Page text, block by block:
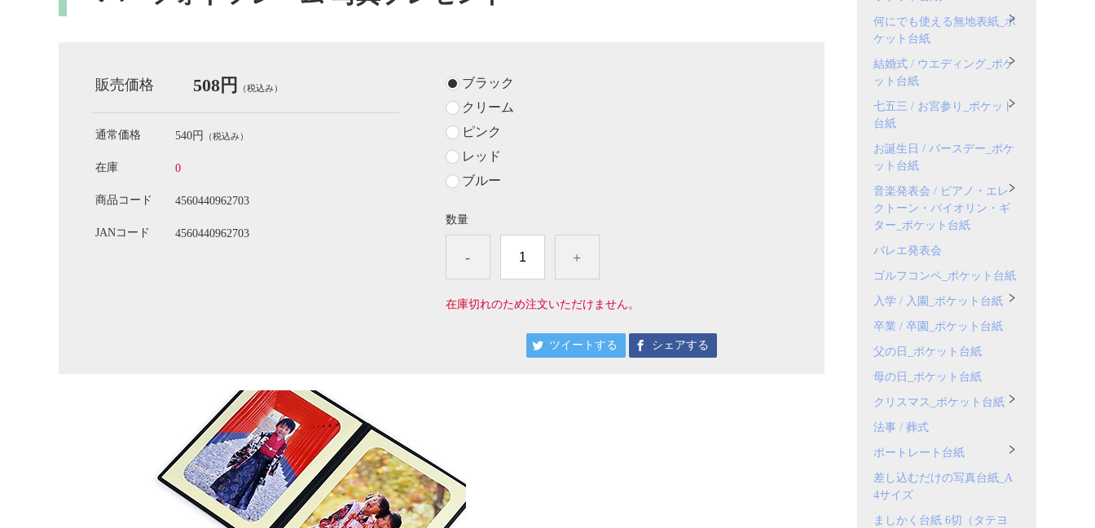
販売価格 508円 （税込み）
通常価格 540円 （税込み）
在庫 0
商品コード 4560440962703
JANコード 4560440962703
ブラック
クリーム
ピンク
レッド
ブルー
数量
- +
在庫切れのため注文いただけません。
ツイートする シェアする
何にでも使える無地表紙_ポ
ケット台紙
結婚式 / ウエディング_ポケ
ット台紙
七五三 / お宮参り_ポケット
台紙
お誕生日 / バースデー_ポケ
ット台紙
音楽発表会 / ピアノ・エレ
クトーン・バイオリン・ギ
ター_ポケット台紙
バレエ発表会
ゴルフコンペ_ポケット台紙
入学 / 入園_ポケット台紙
卒業 / 卒園_ポケット台紙
父の日_ポケット台紙
母の日_ポケット台紙
クリスマス_ポケット台紙
法事 / 葬式
ポートレート台紙
差し込むだけの写真台紙_A
4サイズ
ましかく台紙 6切（タテヨ